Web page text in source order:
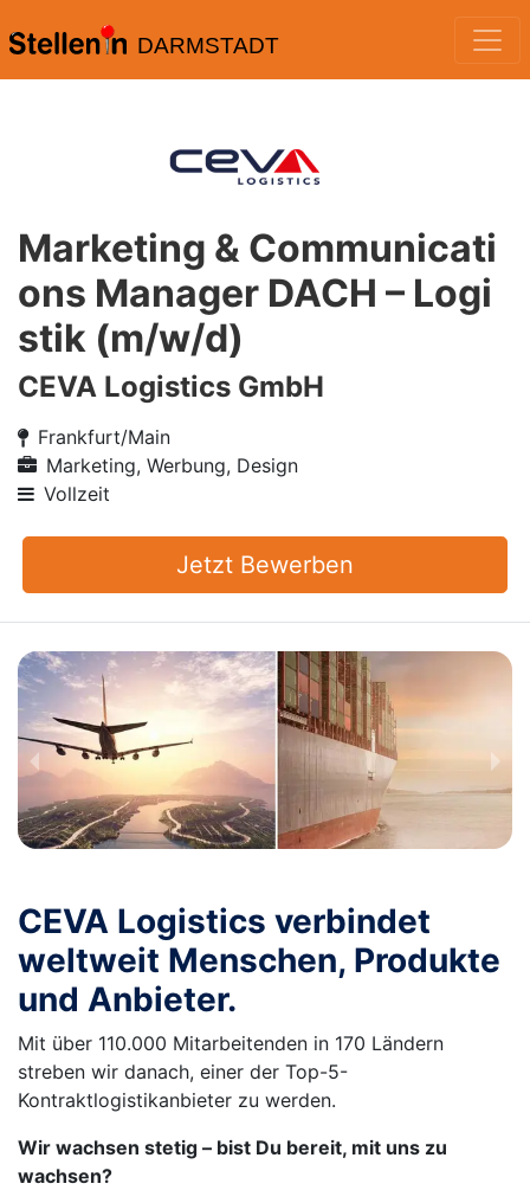
DARMSTADT
Marketing & Communicati
ons Manager DACH – Logi
stik (m/w/d)
CEVA Logistics GmbH
Frankfurt/Main
Marketing, Werbung, Design
Vollzeit
Jetzt Bewerben
CEVA Logistics verbindet
weltweit Menschen, Produkte
und Anbieter.
Mit über 110.000 Mitarbeitenden in 170 Ländern
streben wir danach, einer der Top-5-
Kontraktlogistikanbieter zu werden.
Wir wachsen stetig – bist Du bereit, mit uns zu
wachsen?